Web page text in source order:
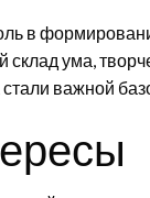
в
склад ума,
важной